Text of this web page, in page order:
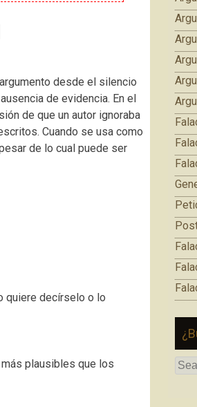
desde el silencio
de evidencia. En el
de que un autor ignoraba
Cuando se usa como
de lo cual puede ser
quiere decírselo o lo
plausibles que los